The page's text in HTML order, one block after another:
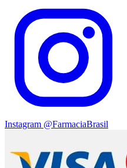
Instagram @FarmaciaBrasil